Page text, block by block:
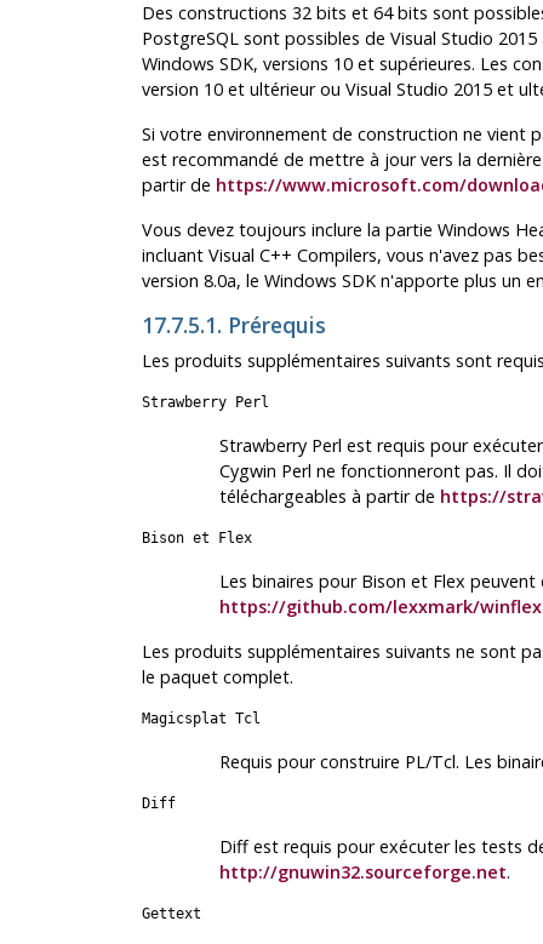
Des constructions 32 bits et 64 bits sont
PostgreSQL sont possibles de Visual Studio 2015
Windows SDK, versions 10 et supérieures. Les
version 10 et ultérieur ou Visual Studio 2015et
Si votre environnement de construction ne vient
est recommandé de mettre à jour vers la
partir de https://www.microsoft.com/
Vous devez toujours inclure la partie Windows
incluant Visual C++ Compilers, vous n'avez pas
version 8.0a, le Windows SDK n'apporte plus un
17.7.5.1. Prérequis
Les produits supplémentaires suivants sont
Strawberry Perl
Strawberry Perl est requis pour
Cygwin Perl ne fonctionneront pas. Il
téléchargeables à partir de https://
Bisonet Flex
Les binaires pour Bison et Flex peuvent
https://github.com/lexxmark/
Les produits supplémentaires suivants ne sont
le paquet complet.
Magicsplat Tcl
Requis pour construire PL/Tcl. Les
Diff
Diff est requis pour exécuter les tests
http://gnuwin32.sourceforge.net.
Gettext